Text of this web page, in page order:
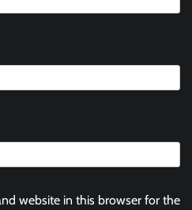
website in this browser for the